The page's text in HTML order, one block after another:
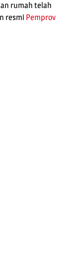
rumah telah
resmi Pemprov